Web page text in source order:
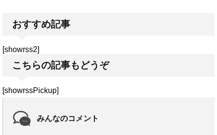
おすすめ記事
[showrss2]
こちらの記事もどうぞ
[showrssPickup]
みんなのコメント